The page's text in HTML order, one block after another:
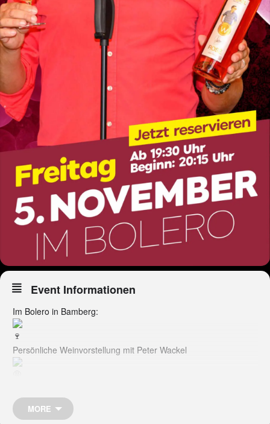
Event Informationen
Im Bolero in Bamberg:
Persönliche Weinvorstellung mit Peter Wackel
Eintritt: 12€ inkl. kleinen Tapa/Antipasti Teller + 0,1l Wackel-
Wein
MORE